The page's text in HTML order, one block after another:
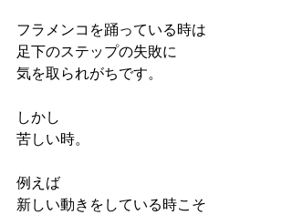
フラメンコを踊っている時は
足下のステップの失敗に
気を取られがちです。
しかし
苦しい時。
例えば
新しい動きをしている時こそ